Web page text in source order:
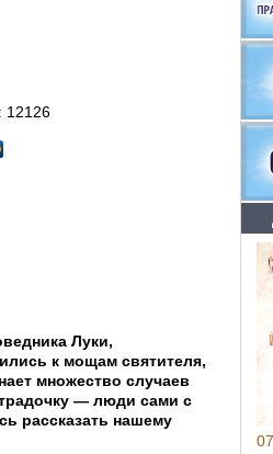
12126
Луки,
к мощам святителя,
множество случаев
— люди сами с
рассказать нашему